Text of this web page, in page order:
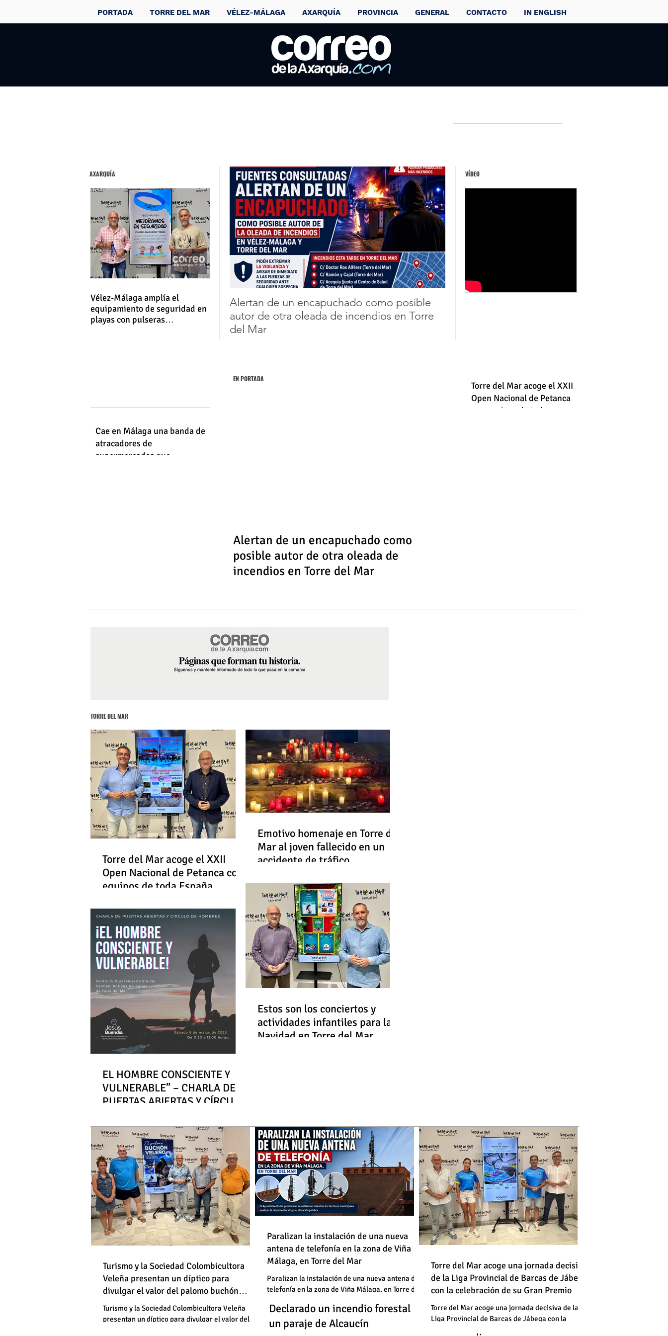
PORTADA TORRE DEL MAR VÉLEZ-MÁLAGA AXARQUÍA PROVINCIA GENERAL CONTACTO IN ENGLISH
Fallece Pepe
Domingo Castaño
a los 80 años de
edad
VÍDEO
AXARQUÍA
Vélez-Málaga amplía el
equipamiento de seguridad en
playas con pulseras
Encabezado 2
Alertan de un encapuchado como posible
autor de otra oleada de incendios en Torre
del Mar
Cae en Málaga una banda de
atracadores de
supermercados que
EN PORTADA
Alertan de un encapuchado como
posible autor de otra oleada de
incendios en Torre del Mar
Torre del Mar acoge el XXII
Open Nacional de Petanca
con equipos de toda
TORRE DEL MAR
Torre del Mar acoge el XXII
Open Nacional de Petanca con
equipos de toda España
Emotivo homenaje en Torre del
Mar al joven fallecido en un
accidente de tráfico
EL HOMBRE CONSCIENTE Y
VULNERABLE” – CHARLA DE
PUERTAS ABIERTAS Y CÍRCULO
Estos son los conciertos y
actividades infantiles para la
Navidad en Torre del Mar
Destapan una "falsedad" de
Torrox sí se paga tasa de basura"
Declarado un incendio forestal en
un paraje de Alcaucín
Un vehículo en llamas atraviesa
una vía en Torre del Mar junto a
una gasolinera
Destapan una "falsedad" de
Óscar Medina y José Pino: "En
Torrox sí se paga tasa de basura"
Declarado un incendio forestal en
un paraje de Alcaucín
Un vehículo en llamas atraviesa
una vía en Torre del Mar junto a
Turismo y la Sociedad Colombicultora
Veleña presentan un díptico para
divulgar el valor del palomo buchón
veleño
Turismo y la Sociedad Colombicultora Veleña
presentan un díptico para divulgar el valor del
Paralizan la instalación de una nueva
antena de telefonía en la zona de Viña
Málaga, en Torre del Mar
Paralizan la instalación de una nueva antena de
telefonía en la zona de Viña Málaga, en Torre del
Torre del Mar acoge una jornada decisiva
de la Liga Provincial de Barcas de Jábega
con la celebración de su Gran Premio
Torre del Mar acoge una jornada decisiva de la
Liga Provincial de Barcas de Jábega con la